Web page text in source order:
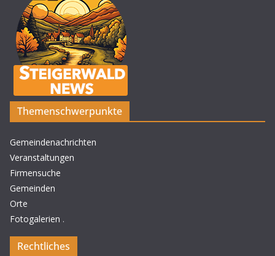
Themenschwerpunkte
Gemeindenachrichten
Veranstaltungen
Firmensuche
Gemeinden
Orte
Fotogalerien .
Rechtliches